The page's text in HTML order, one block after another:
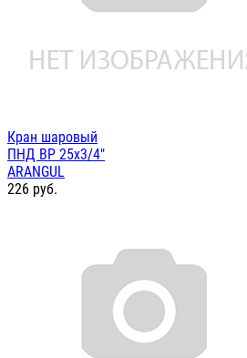
Кран шаровый
ПНД ВР 25х3/4"
ARANGUL
226 руб.